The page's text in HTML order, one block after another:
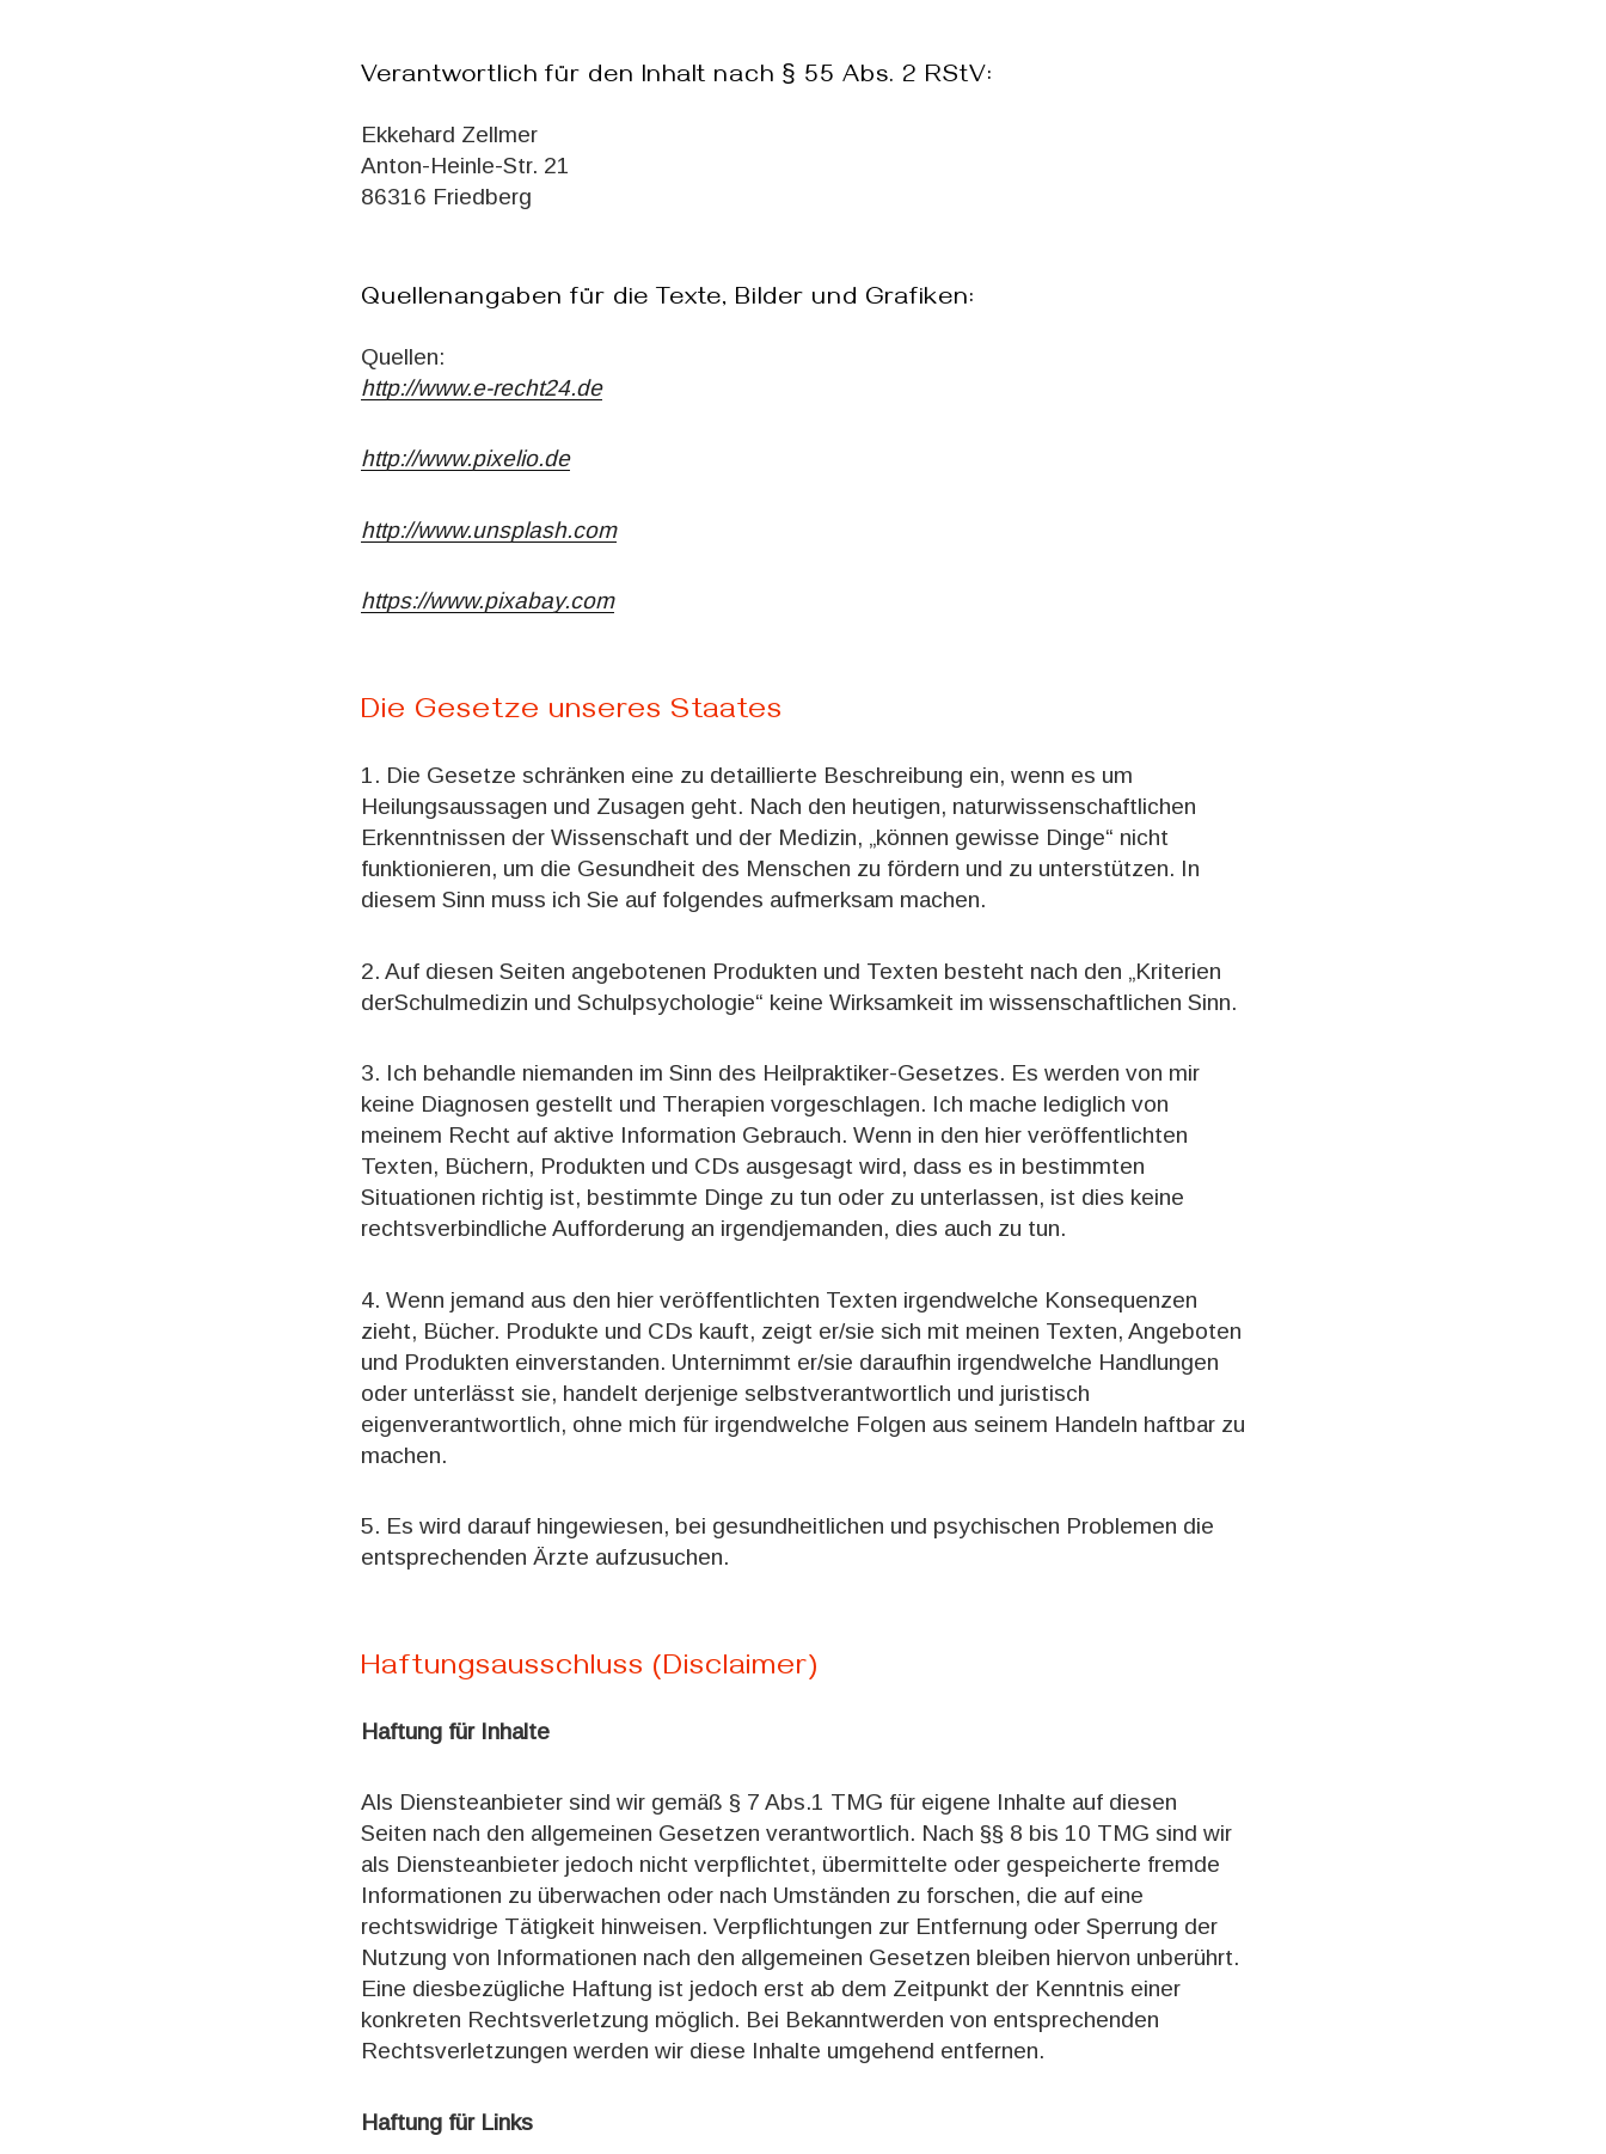
Verantwortlich für den Inhalt nach § 55 Abs. 2 RStV:
Ekkehard Zellmer
Anton-Heinle-Str. 21
86316 Friedberg
Quellenangaben für die Texte, Bilder und Grafiken:
Quellen:
http://www.e-recht24.de
http://www.pixelio.de
http://www.unsplash.com
https://www.pixabay.com
Die Gesetze unseres Staates
1. Die Gesetze schränken eine zu detaillierte Beschreibung ein, wenn es um
Heilungsaussagen und Zusagen geht. Nach den heutigen, naturwissenschaftlichen
Erkenntnissen der Wissenschaft und der Medizin, „können gewisse Dinge“ nicht
funktionieren, um die Gesundheit des Menschen zu fördern und zu unterstützen. In
diesem Sinn muss ich Sie auf folgendes aufmerksam machen.
2. Auf diesen Seiten angebotenen Produkten und Texten besteht nach den „Kriterien
derSchulmedizin und Schulpsychologie“ keine Wirksamkeit im wissenschaftlichen Sinn.
3. Ich behandle niemanden im Sinn des Heilpraktiker-Gesetzes. Es werden von mir
keine Diagnosen gestellt und Therapien vorgeschlagen. Ich mache lediglich von
meinem Recht auf aktive Information Gebrauch. Wenn in den hier veröffentlichten
Texten, Büchern, Produkten und CDs ausgesagt wird, dass es in bestimmten
Situationen richtig ist, bestimmte Dinge zu tun oder zu unterlassen, ist dies keine
rechtsverbindliche Aufforderung an irgendjemanden, dies auch zu tun.
4. Wenn jemand aus den hier veröffentlichten Texten irgendwelche Konsequenzen
zieht, Bücher. Produkte und CDs kauft, zeigt er/sie sich mit meinen Texten, Angeboten
und Produkten einverstanden. Unternimmt er/sie daraufhin irgendwelche Handlungen
oder unterlässt sie, handelt derjenige selbstverantwortlich und juristisch
eigenverantwortlich, ohne mich für irgendwelche Folgen aus seinem Handeln haftbar zu
machen.
5. Es wird darauf hingewiesen, bei gesundheitlichen und psychischen Problemen die
entsprechenden Ärzte aufzusuchen.
Haftungsausschluss (Disclaimer)
Haftung für Inhalte
Als Diensteanbieter sind wir gemäß § 7 Abs.1 TMG für eigene Inhalte auf diesen
Seiten nach den allgemeinen Gesetzen verantwortlich. Nach §§ 8 bis 10 TMG sind wir
als Diensteanbieter jedoch nicht verpflichtet, übermittelte oder gespeicherte fremde
Informationen zu überwachen oder nach Umständen zu forschen, die auf eine
rechtswidrige Tätigkeit hinweisen. Verpflichtungen zur Entfernung oder Sperrung der
Nutzung von Informationen nach den allgemeinen Gesetzen bleiben hiervon unberührt.
Eine diesbezügliche Haftung ist jedoch erst ab dem Zeitpunkt der Kenntnis einer
konkreten Rechtsverletzung möglich. Bei Bekanntwerden von entsprechenden
Rechtsverletzungen werden wir diese Inhalte umgehend entfernen.
Haftung für Links